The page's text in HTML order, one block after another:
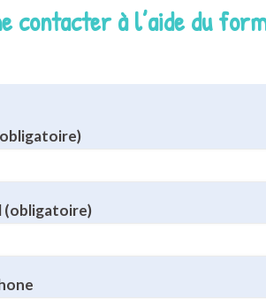
contacter à l’aide du
(obligatoire)